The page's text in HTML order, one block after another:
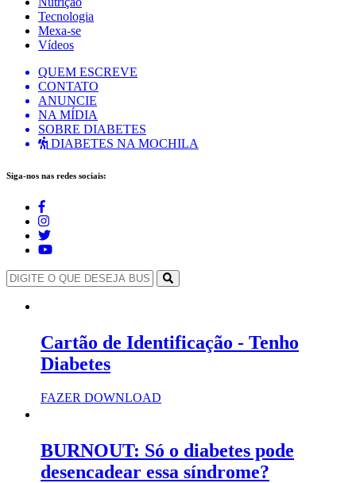
Tecnologia
Mexa-se
Vídeos
QUEM ESCREVE
CONTATO
ANUNCIE
NA MÍDIA
SOBRE DIABETES
DIABETES NA MOCHILA
Siga-nos nas redes sociais:
Cartão de Identificação - Tenho
Diabetes
FAZER DOWNLOAD
BURNOUT: Só o diabetes pode
desencadear essa síndrome?